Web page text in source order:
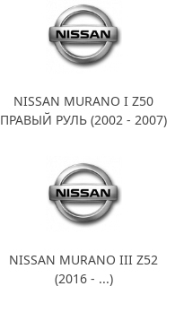
NISSAN MURANO I Z50
ПРАВЫЙ РУЛЬ (2002 - 2007)
NISSAN MURANO III Z52
(2016 - ...)